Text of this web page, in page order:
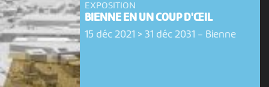
EXPOSITION
BIENNE EN UN COUP D'ŒIL
15 déc 2021 > 31 déc 2031 - Bienne